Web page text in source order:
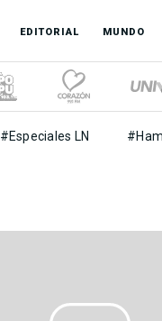
EDITORIAL MUNDO
#Especiales LN